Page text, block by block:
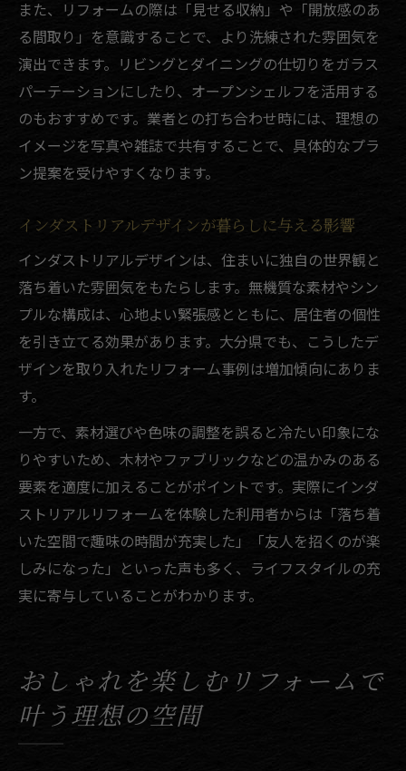
また、リフォームの際は「見せる収納」や「開放感のあ
る間取り」を意識することで、より洗練された雰囲気を
演出できます。リビングとダイニングの仕切りをガラス
パーテーションにしたり、オープンシェルフを活用する
のもおすすめです。業者との打ち合わせ時には、理想の
イメージを写真や雑誌で共有することで、具体的なプラ
ン提案を受けやすくなります。
インダストリアルデザインが暮らしに与える影響
インダストリアルデザインは、住まいに独自の世界観と
落ち着いた雰囲気をもたらします。無機質な素材やシン
プルな構成は、心地よい緊張感とともに、居住者の個性
を引き立てる効果があります。大分県でも、こうしたデ
ザインを取り入れたリフォーム事例は増加傾向にありま
す。
一方で、素材選びや色味の調整を誤ると冷たい印象にな
りやすいため、木材やファブリックなどの温かみのある
要素を適度に加えることがポイントです。実際にインダ
ストリアルリフォームを体験した利用者からは「落ち着
いた空間で趣味の時間が充実した」「友人を招くのが楽
しみになった」といった声も多く、ライフスタイルの充
実に寄与していることがわかります。
おしゃれを楽しむリフォームで
叶う理想の空間